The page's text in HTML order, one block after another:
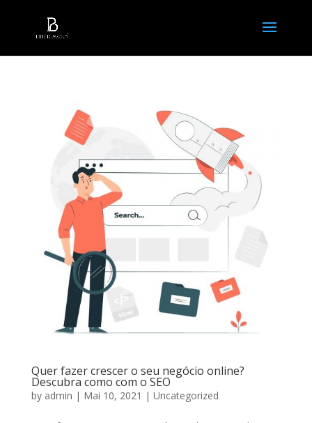
Quer fazer crescer o seu negócio online?
Descubra como com o SEO
by admin | Mai 10, 2021 | Uncategorized